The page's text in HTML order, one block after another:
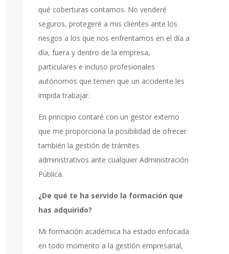
qué coberturas contamos. No venderé
seguros, protegeré a mis clientes ante los
riesgos a los que nos enfrentamos en el día a
día, fuera y dentro de la empresa,
particulares e incluso profesionales
autónomos que temen que un accidente les
impida trabajar.
En principio contaré con un gestor externo
que me proporciona la posibilidad de ofrecer
también la gestión de trámites
administrativos ante cualquier Administración
Pública.
¿De qué te ha servido la formación que
has adquirido?
Mi formación académica ha estado enfocada
en todo momento a la gestión empresarial,